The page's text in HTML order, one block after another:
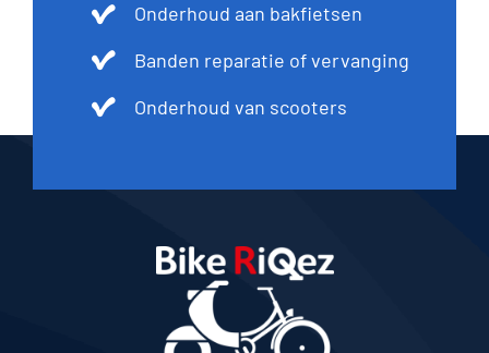
Onderhoud aan bakfietsen
Banden reparatie of vervanging
Onderhoud van scooters